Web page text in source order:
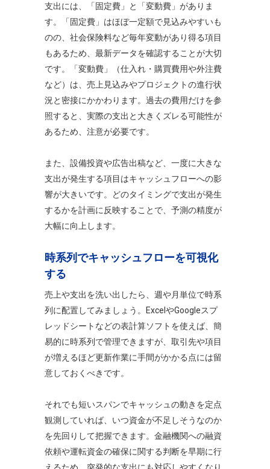
支出には、「固定費」と「変動費」がありま
す。「固定費」はほぼ一定額で見込みやすいも
のの、社会保険料など毎年変動があり得る項目
もあるため、最新データを確認することが大切
です。「変動費」（仕入れ・購買費用や外注費
など）は、売上見込みやプロジェクトの進行状
況と密接にかかわります。過去の費用だけを参
照すると、実際の支出と大きくズレる可能性が
あるため、注意が必要です。
また、設備投資や広告出稿など、一度に大きな
支出が発生する項目はキャッシュフローへの影
響が大きいです。どのタイミングで支出が発生
するかを計画に反映することで、予測の精度が
大幅に向上します。
時系列でキャッシュフローを可視化
する
売上や支出を洗い出したら、週や月単位で時系
列に配置してみましょう。ExcelやGoogleスプ
レッドシートなどの表計算ソフトを使えば、簡
易的に時系列で管理できますが、取引先や項目
が増えるほど更新作業に手間がかかる点には留
意しておくべきです。
それでも短いスパンでキャッシュの動きを定点
観測していれば、いつ資金が不足しそうなのか
を先回りして把握できます。金融機関への融資
依頼や運転資金の確保に関する判断を早期に行
えるため、突発的な支出にも対応しやすくなり